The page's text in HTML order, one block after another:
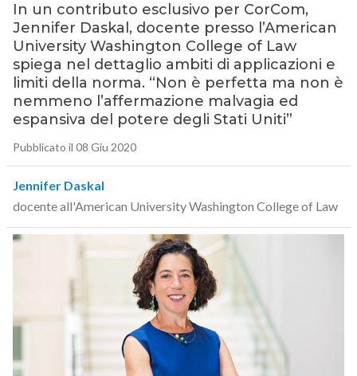
In un contributo esclusivo per CorCom,
Jennifer Daskal, docente presso l’American
University Washington College of Law
spiega nel dettaglio ambiti di applicazioni e
limiti della norma. “Non è perfetta ma non è
nemmeno l’affermazione malvagia ed
espansiva del potere degli Stati Uniti”
Pubblicato il 08 Giu 2020
Jennifer Daskal
docente all'American University Washington College of Law